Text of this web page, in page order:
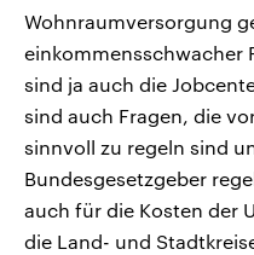
Wohnraumversorgung
einkommensschwacher
sind ja auch die
sind auch Fragen, die
sinnvoll zu regeln sind
Bundesgesetzgeber
auch für die Kosten der
die Land- und